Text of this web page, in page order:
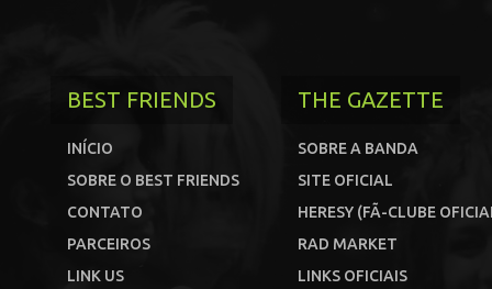
BEST FRIENDS
INÍCIO
SOBRE O BEST FRIENDS
CONTATO
PARCEIROS
LINK US
THE GAZETTE
SOBRE A BANDA
SITE OFICIAL
HERESY (FÃ-CLUBE
RAD MARKET
LINKS OFICIAIS